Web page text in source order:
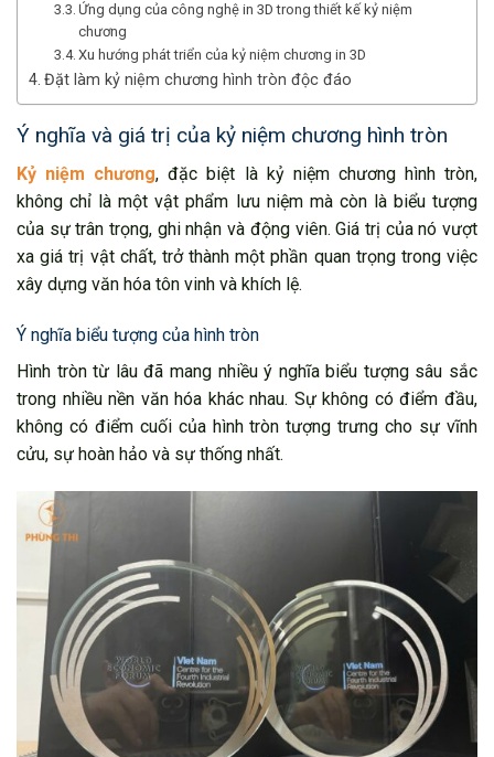
Ứng dụng của công nghệ in 3D trong thiết kế kỷ niệm
chương
Xu hướng phát triển của kỷ niệm chương in 3D
Đặt làm kỷ niệm chương hình tròn độc đáo
Ý nghĩa và giá trị của kỷ niệm chương hình tròn
Kỷ niệm chương, đặc biệt là kỷ niệm chương hình tròn,
không chỉ là một vật phẩm lưu niệm mà còn là biểu tượng
của sự trân trọng, ghi nhận và động viên. Giá trị của nó vượt
xa giá trị vật chất, trở thành một phần quan trọng trong việc
xây dựng văn hóa tôn vinh và khích lệ.
Ý nghĩa biểu tượng của hình tròn
Hình tròn từ lâu đã mang nhiều ý nghĩa biểu tượng sâu sắc
trong nhiều nền văn hóa khác nhau. Sự không có điểm đầu,
không có điểm cuối của hình tròn tượng trưng cho sự vĩnh
cửu, sự hoàn hảo và sự thống nhất.